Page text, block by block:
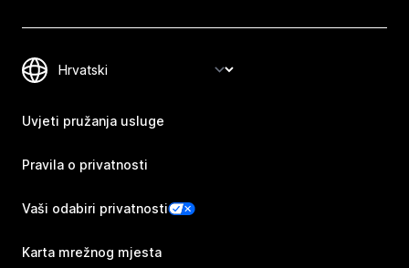
Uvjeti pružanja usluge
Pravila o privatnosti
Vaši odabiri privatnosti
Karta mrežnog mjesta